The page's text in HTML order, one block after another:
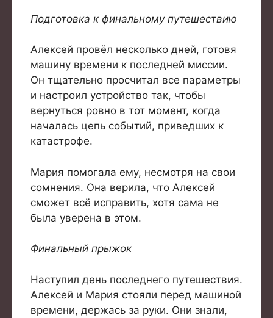
Подготовка к финальному путешествию
Алексей провёл несколько дней, готовя
машину времени к последней миссии.
Он тщательно просчитал все параметры
и настроил устройство так, чтобы
вернуться ровно в тот момент, когда
началась цепь событий, приведших к
катастрофе.
Мария помогала ему, несмотря на свои
сомнения. Она верила, что Алексей
сможет всё исправить, хотя сама не
была уверена в этом.
Финальный прыжок
Наступил день последнего путешествия.
Алексей и Мария стояли перед машиной
времени, держась за руки. Они знали,